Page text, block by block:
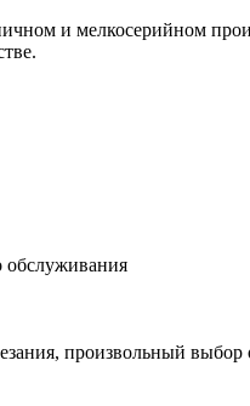
и мелкосерийном
обслуживания
произвольный выбор